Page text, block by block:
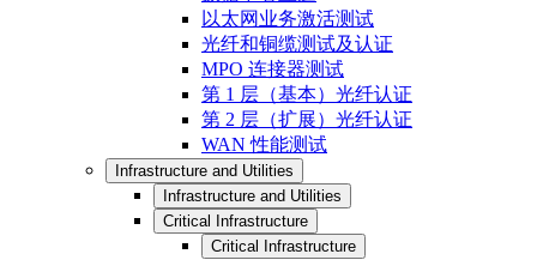
以太网业务激活测试
光纤和铜缆测试及认证
MPO 连接器测试
第 1 层（基本）光纤认证
第 2 层（扩展）光纤认证
WAN 性能测试
Infrastructure and Utilities
Infrastructure and Utilities
Critical Infrastructure
Critical Infrastructure